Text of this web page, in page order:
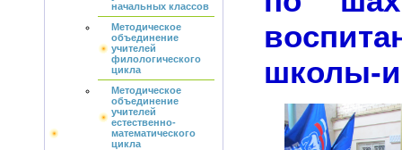
начальных классов
Методическое
объединение
учителей
филологического
цикла
Методическое
объединение
учителей
естественно-
математического
цикла
школы-